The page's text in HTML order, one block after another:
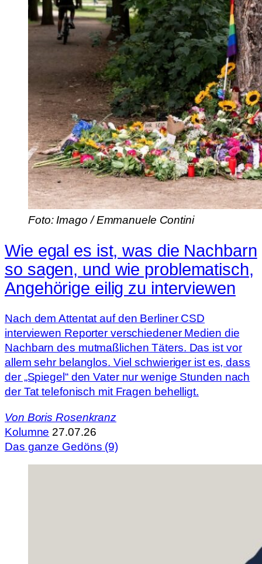
Foto: Imago / Emmanuele Contini
Wie egal es ist, was die Nachbarn
so sagen, und wie problematisch,
Angehörige eilig zu interviewen
Nach dem Attentat auf den Berliner CSD
interviewen Reporter verschiedener Medien die
Nachbarn des mutmaßlichen Täters. Das ist vor
allem sehr belanglos. Viel schwieriger ist es, dass
der „Spiegel“ den Vater nur wenige Stunden nach
der Tat telefonisch mit Fragen behelligt.
Von Boris Rosenkranz
Kolumne 27.07.26
Das ganze Gedöns (9)